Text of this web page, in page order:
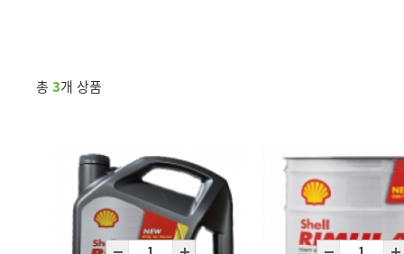
총 3개 상품